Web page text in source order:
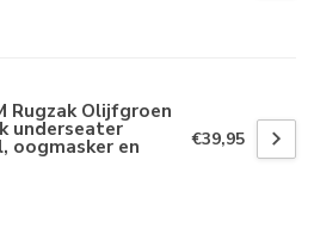
Rugzak Olijfgroen
underseater
oogmasker en €39,95